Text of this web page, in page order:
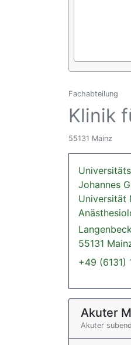
Fachabteilung
Klinik
55131 Mainz
Johannes
Universität
55131
+49 (6131)
Akuter
Akuter